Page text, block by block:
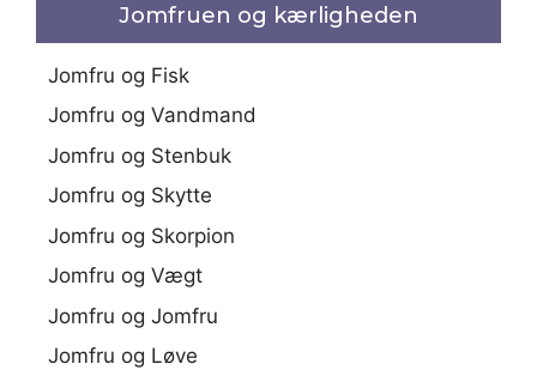
Jomfruen og kærligheden
Jomfru og Fisk
Jomfru og Vandmand
Jomfru og Stenbuk
Jomfru og Skytte
Jomfru og Skorpion
Jomfru og Vægt
Jomfru og Jomfru
Jomfru og Løve